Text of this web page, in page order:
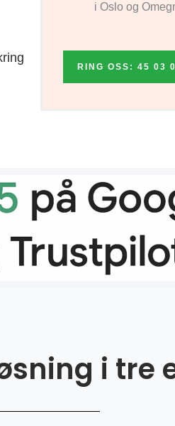
i Oslo og
RING OSS: 45 03
i tre